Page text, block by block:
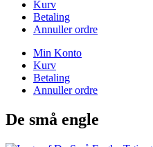
Kurv
Betaling
Annuller ordre
Min Konto
Kurv
Betaling
Annuller ordre
De små engle